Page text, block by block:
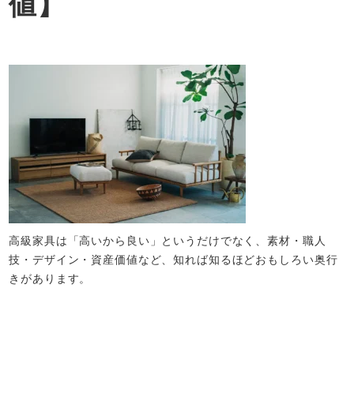
高級家具は「高いから良い」というだけでなく、素材・職人
技・デザイン・資産価値など、知れば知るほどおもしろい奥行
きがあります。